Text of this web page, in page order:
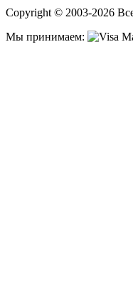
Copyright © 2003-2026
Мы принимаем: